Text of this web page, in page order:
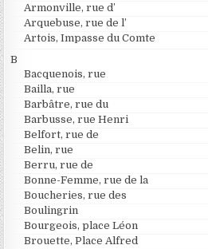
Armonville, rue d’
Arquebuse, rue de l’
Artois, Impasse du Comte
B
Bacquenois, rue
Bailla, rue
Barbâtre, rue du
Barbusse, rue Henri
Belfort, rue de
Belin, rue
Berru, rue de
Bonne-Femme, rue de la
Boucheries, rue des
Boulingrin
Bourgeois, place Léon
Brouette, Place Alfred